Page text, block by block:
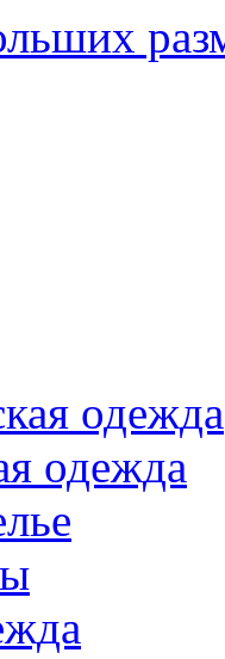
одежда
одежда